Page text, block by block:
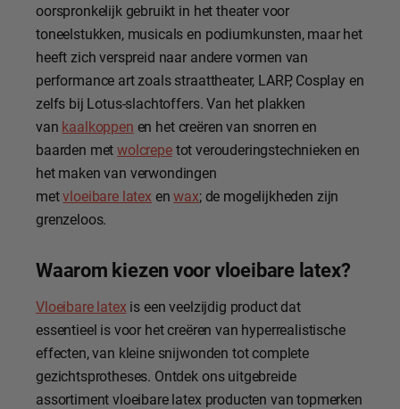
oorspronkelijk gebruikt in het theater voor
toneelstukken, musicals en podiumkunsten, maar het
heeft zich verspreid naar andere vormen van
performance art zoals straattheater, LARP, Cosplay en
zelfs bij Lotus-slachtoffers. Van het plakken
van kaalkoppen en het creëren van snorren en
baarden metwolcrepetot verouderingstechnieken en
het maken van verwondingen
metvloeibare latex enwax; de mogelijkheden zijn
grenzeloos.
Waarom kiezen voor vloeibare latex?
Vloeibare latex is een veelzijdig product dat
essentieel is voor het creëren van hyperrealistische
effecten, van kleine snijwonden tot complete
gezichtsprotheses. Ontdek ons uitgebreide
assortiment vloeibare latex producten van topmerken